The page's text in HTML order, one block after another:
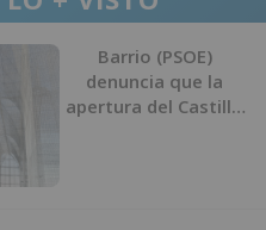
Barrio (PSOE)
denuncia que la
apertura del Castillo